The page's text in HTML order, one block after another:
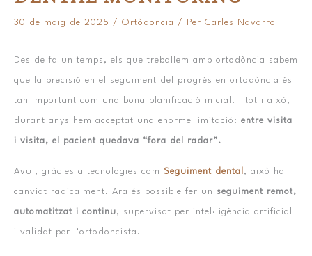
30 de maig de 2025 / Ortòdoncia / Per Carles Navarro
Des de fa un temps, els que treballem amb ortodòncia sabem
que la precisió en el seguiment del progrés en ortodòncia és
tan important com una bona planificació inicial. I tot i això,
durant anys hem acceptat una enorme limitació: entre visita
i visita, el pacient quedava “fora del radar”.
Avui, gràcies a tecnologies com Seguiment dental , això ha
canviat radicalment. Ara és possible fer un seguiment remot,
automatitzat i continu, supervisat per intel·ligència artificial
i validat per l’ortodoncista.